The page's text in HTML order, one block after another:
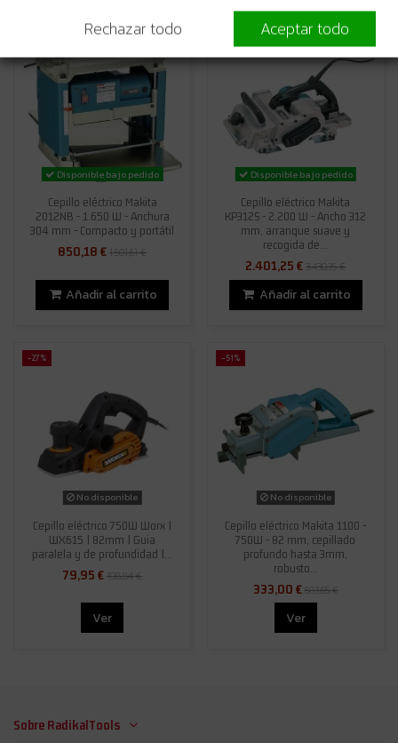
Disponible bajo pedido
Cepillo eléctrico Makita
2012NB - 1.650 W - Anchura
304 mm - Compacto y portátil
850,18 €1.501,61 €
Añadir al carrito
Disponible bajo pedido
Cepillo eléctrico Makita
KP312S - 2.200 W - Ancho 312
mm, arranque suave y
recogida de...
2.401,25 € 3.430,35 €
Añadir al carrito
-27%
No disponible
Cepillo eléctrico 750W Worx |
WX615 | 82mm | Guia
paralela y de profundidad |...
79,95 €108,84 €
Ver
-51%
No disponible
Cepillo eléctrico Makita 1100 -
750W - 82 mm, cepillado
profundo hasta 3mm,
robusto...
333,00 €683,65 €
Ver
Sobre RadikalTools
Rechazar todo
Aceptar todo